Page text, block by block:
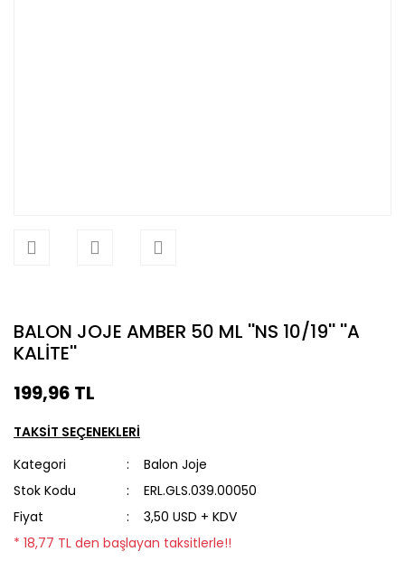
BALON JOJE AMBER 50 ML ''NS 10/19'' ''A
KALİTE''
199,96 TL
TAKSİT SEÇENEKLERİ
Kategori
Balon Joje
Stok Kodu
ERL.GLS.039.00050
Fiyat
3,50 USD + KDV
* 18,77 TL den başlayan taksitlerle!!